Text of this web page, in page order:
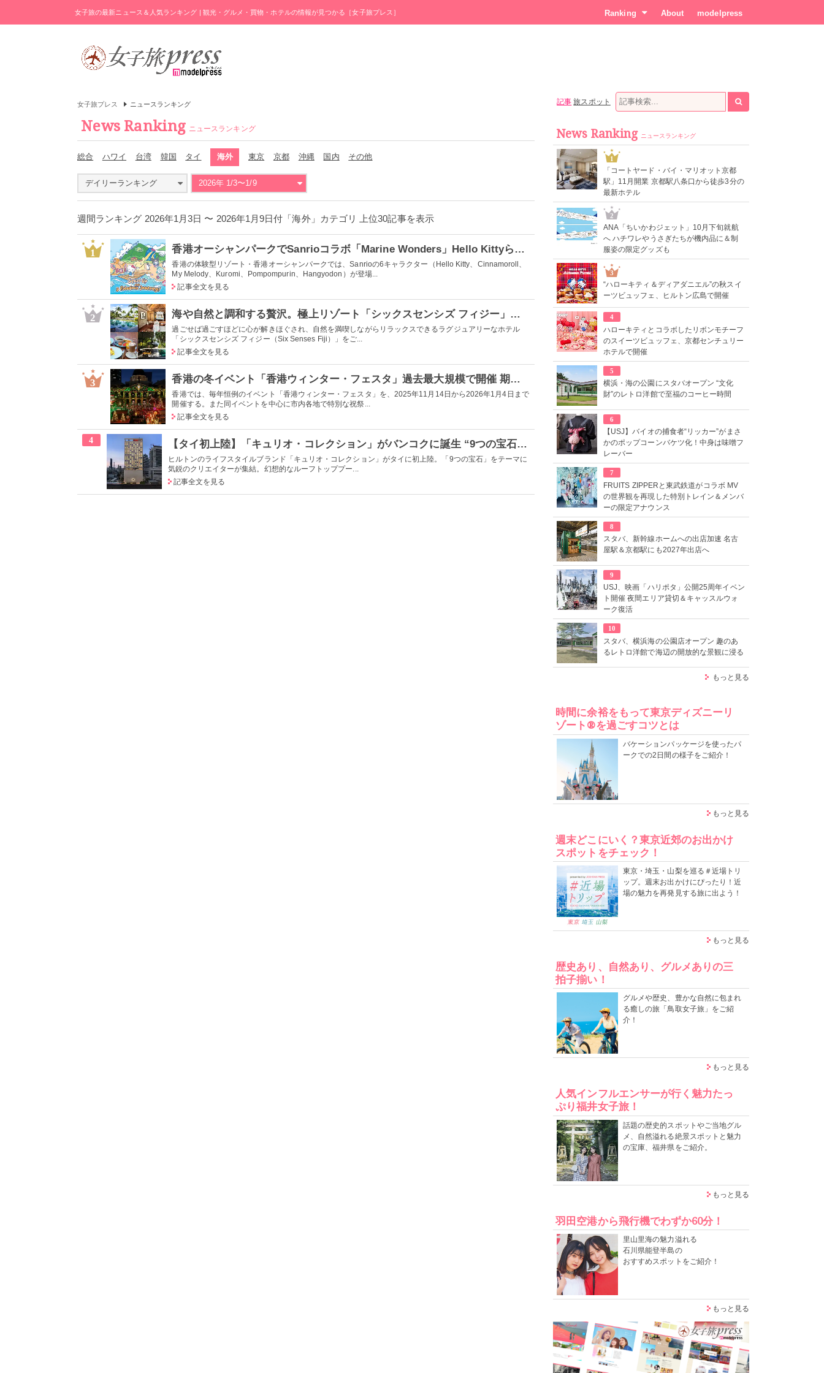
女子旅の最新ニュース＆人気ランキング | 観光・グルメ・買物・ホテルの情報が見つかる［女子旅プレス］ Ranking About modelpress
女子旅プレス ニュースランキング
News Ranking ニュースランキング
総合 ハワイ 台湾 韓国 タイ 海外 東京 京都 沖縄 国内 その他
デイリーランキング 2026年 1/3〜1/9
週間ランキング 2026年1月3日 〜 2026年1月9日付「海外」カテゴリ 上位30記事を表示
1 香港オーシャンパークでSanrioコラボ「Marine Wonders」Hello Kittyら6キャラ集結
香港の体験型リゾート・香港オーシャンパークでは、Sanrioの6キャラクター（Hello Kitty、Cinnamoroll、
My Melody、Kuromi、Pompompurin、Hangyodon）が登場...
記事全文を見る
2 海や自然と調和する贅沢。極上リゾート「シックスセンシズ フィジー」で体験する“本物の癒し”
過ごせば過ごすほどに心が解きほぐされ、自然を満喫しながらリラックスできるラグジュアリーなホテル
「シックスセンシズ フィジー（Six Senses Fiji）」をご...
記事全文を見る
3 香港の冬イベント「香港ウィンター・フェスタ」過去最大規模で開催 期間や見どころを徹底紹介
香港では、毎年恒例のイベント「香港ウィンター・フェスタ」を、2025年11月14日から2026年1月4日まで
開催する。また同イベントを中心に市内各地で特別な祝祭...
記事全文を見る
4 【タイ初上陸】「キュリオ・コレクション」がバンコクに誕生 “9つの宝石”着想の美しいデザイン
ヒルトンのライフスタイルブランド「キュリオ・コレクション」がタイに初上陸。「9つの宝石」をテーマに
気鋭のクリエイターが集結。幻想的なルーフトッププー...
記事全文を見る
記事 旅スポット
News Ranking ニュースランキング
1
「コートヤード・バイ・マリオット京都
駅」11月開業 京都駅八条口から徒歩3分の
最新ホテル
2
ANA「ちいかわジェット」10月下旬就航
へ ハチワレやうさぎたちが機内品に＆制
服姿の限定グッズも
3
“ハローキティ＆ディアダニエル”の秋スイ
ーツビュッフェ、ヒルトン広島で開催
4
ハローキティとコラボしたリボンモチーフ
のスイーツビュッフェ、京都センチュリー
ホテルで開催
5
横浜・海の公園にスタバオープン “文化
財”のレトロ洋館で至福のコーヒー時間
6
【USJ】バイオの捕食者“リッカー”がまさ
かのポップコーンバケツ化！中身は味噌フ
レーバー
7
FRUITS ZIPPERと東武鉄道がコラボ MV
の世界観を再現した特別トレイン＆メンバ
ーの限定アナウンス
8
スタバ、新幹線ホームへの出店加速 名古
屋駅＆京都駅にも2027年出店へ
9
USJ、映画「ハリポタ」公開25周年イベン
ト開催 夜間エリア貸切＆キャッスルウォ
ーク復活
10
スタバ、横浜海の公園店オープン 趣のあ
るレトロ洋館で海辺の開放的な景観に浸る
もっと見る
時間に余裕をもって東京ディズニーリ
ゾート®を過ごすコツとは
バケーションパッケージを使ったパ
ークでの2日間の様子をご紹介！
もっと見る
週末どこにいく？東京近郊のお出かけ
スポットをチェック！
東京・埼玉・山梨を巡る＃近場トリ
ップ。週末お出かけにぴったり！近
場の魅力を再発見する旅に出よう！
もっと見る
歴史あり、自然あり、グルメありの三
拍子揃い！
グルメや歴史、豊かな自然に包まれ
る癒しの旅「鳥取女子旅」をご紹
介！
もっと見る
人気インフルエンサーが行く魅力たっ
ぷり福井女子旅！
話題の歴史的スポットやご当地グル
メ、自然溢れる絶景スポットと魅力
の宝庫、福井県をご紹介。
もっと見る
羽田空港から飛行機でわずか60分！
里山里海の魅力溢れる
石川県能登半島の
おすすめスポットをご紹介！
もっと見る